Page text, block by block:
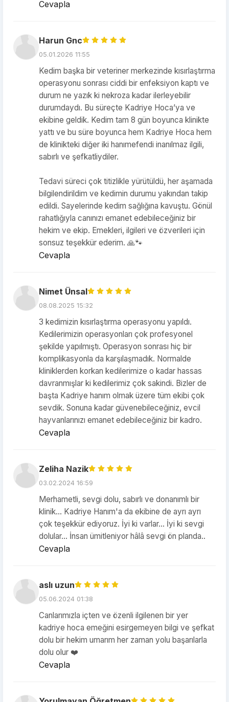
Cevapla
Harun Gnc
05.01.2026 11:55
Kedim başka bir veteriner merkezinde kısırlaştırma
operasyonu sonrası ciddi bir enfeksiyon kaptı ve
durum ne yazık ki nekroza kadar ilerleyebilir
durumdaydı. Bu süreçte Kadriye Hoca’ya ve
ekibine geldik. Kedim tam 8 gün boyunca klinikte
yattı ve bu süre boyunca hem Kadriye Hoca hem
de klinikteki diğer iki hanımefendi inanılmaz ilgili,
sabırlı ve şefkatliydiler.
Tedavi süreci çok titizlikle yürütüldü, her aşamada
bilgilendirildim ve kedimin durumu yakından takip
edildi. Sayelerinde kedim sağlığına kavuştu. Gönül
rahatlığıyla canınızı emanet edebileceğiniz bir
hekim ve ekip. Emekleri, ilgileri ve özverileri için
sonsuz teşekkür ederim. 🙏🐾
Cevapla
Nimet Ünsal
08.08.2025 15:32
3 kedimizin kısırlaştırma operasyonu yapıldı.
Kedilerimizin operasyonları çok profesyonel
şekilde yapılmıştı. Operasyon sonrası hiç bir
komplikasyonla da karşılaşmadık. Normalde
kliniklerden korkan kedilerimize o kadar hassas
davranmışlar ki kedilerimiz çok sakindi. Bizler de
başta Kadriye hanım olmak üzere tüm ekibi çok
sevdik. Sonuna kadar güvenebileceğiniz, evcil
hayvanlarınızı emanet edebileceğiniz bir kadro.
Cevapla
Zeliha Nazik
03.02.2024 16:59
Merhametli, sevgi dolu, sabırlı ve donanımlı bir
klinik... Kadriye Hanım'a da ekibine de ayrı ayrı
çok teşekkür ediyoruz. İyi ki varlar... İyi ki sevgi
dolular... İnsan ümitleniyor hâlâ sevgi ön planda..
Cevapla
aslı uzun
05.06.2024 01:38
Canlarımızla içten ve özenli ilgilenen bir yer
kadriye hoca emeğini esirgemeyen bilgi ve şefkat
dolu bir hekim umarım her zaman yolu başarılarla
dolu olur ❤️
Cevapla